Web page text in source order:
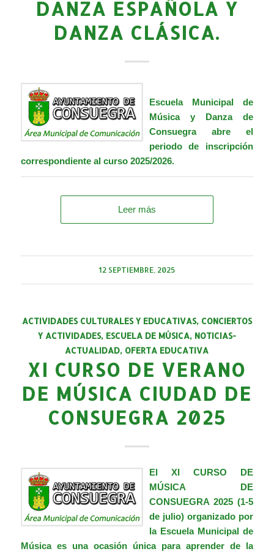
DANZA ESPAÑOLA Y
DANZA CLÁSICA.
Escuela Municipal de
Música y Danza de
Consuegra abre el
periodo de inscripción
correspondiente al curso 2025/2026.
Leer más
12 SEPTIEMBRE, 2025
ACTIVIDADES CULTURALES Y EDUCATIVAS, CONCIERTOS
Y ACTIVIDADES, ESCUELA DE MÚSICA, NOTICIAS-
ACTUALIDAD, OFERTA EDUCATIVA
XI CURSO DE VERANO
DE MÚSICA CIUDAD DE
CONSUEGRA 2025
El XI CURSO DE
MÚSICA DE
CONSUEGRA 2025 (1-5
de julio)organizado por
la Escuela Municipal de
Música es una ocasión única para aprender de la